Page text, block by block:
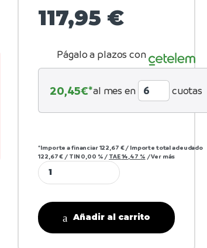
117,95 €
Págalo a plazos con
20,45€*al mes en cuotas
*Importe a financiar122,67 €/ Importe total adeudado
122,67 € / TIN 0,00 % / TAE14,47 % /Ver más
Añadir al carrito